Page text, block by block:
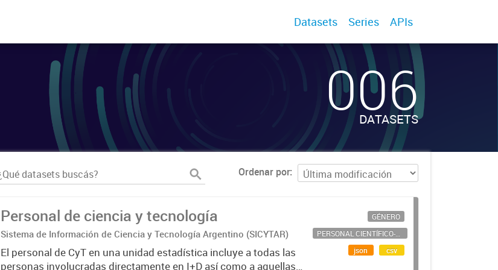
Datasets Series APIs
006
DATASETS
Ordenar por
Personal de ciencia y tecnología
Sistema de Información de Ciencia y Tecnología Argentino (SICYTAR)
El personal de CyT en una unidad estadística incluye a todas las
personas involucradas directamente en I+D así como a aquellas
GÉNERO
PERSONAL CIENTÍFICO-TECNOLÓGICO
json
csv